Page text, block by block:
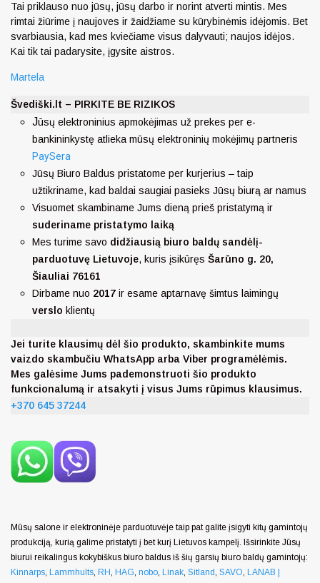
Tai priklauso nuo jūsų, jūsų darbo ir norint atverti mintis. Mes
rimtai žiūrime į naujoves ir žaidžiame su kūrybinėmis idėjomis. Bet
svarbiausia, kad mes kviečiame visus dalyvauti; naujos idėjos.
Kai tik tai padarysite, įgysite aistros.
Martela
Švediški.lt – PIRKITE BE RIZIKOS
Jūsų elektroninius apmokėjimas už prekes per e-
bankininkystę atlieka mūsų elektroninių mokėjimų partneris
PaySera
Jūsų Biuro Baldus pristatome per kurjerius – taip
užtikriname, kad baldai saugiai pasieks Jūsų biurą ar namus
Visuomet skambiname Jums dieną prieš pristatymą ir
suderiname pristatymo laiką
Mes turime savo didžiausią biuro baldų sandėlį-
parduotuvę Lietuvoje, kuris įsikūręs Šarūno g. 20,
Šiauliai 76161
Dirbame nuo 2017 ir esame aptarnavę šimtus laimingų
verslo klientų
Jei turite klausimų dėl šio produkto, skambinkite mums
vaizdo skambučiu WhatsApp arba Viber programėlėmis.
Mes galėsime Jums pademonstruoti šio produkto
funkcionalumą ir atsakyti į visus Jums rūpimus klausimus.
+370 645 37244
Mūsų salone ir elektroninėje parduotuvėje taip pat galite įsigyti kitų gamintojų
produkciją, kurią galime pristatyti į bet kurį Lietuvos kampelį. Išsirinkite Jūsų
biurui reikalingus kokybiškus biuro baldus iš šių garsių biuro baldų gamintojų:
Kinnarps, Lammhults, RH, HAG, nobo, Linak, Sitland, SAVO, LANAB |